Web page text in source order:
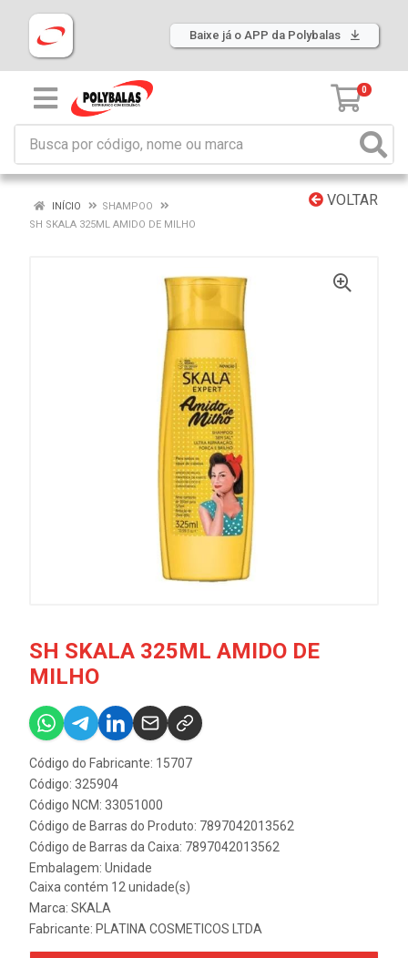
Baixe já o APP da Polybalas
0
VOLTAR
INÍCIO
SHAMPOO
SH SKALA 325ML AMIDO DE MILHO
SH SKALA 325ML AMIDO DE
MILHO
Código do Fabricante: 15707
Código: 325904
Código NCM: 33051000
Código de Barras do Produto: 7897042013562
Código de Barras da Caixa: 7897042013562
Embalagem: Unidade
Caixa contém 12 unidade(s)
Marca: SKALA
Fabricante: PLATINA COSMETICOS LTDA